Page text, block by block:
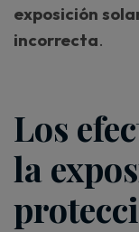
exposición
incorrecta.
Los
la